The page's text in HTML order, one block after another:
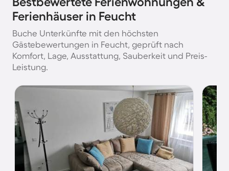
Ferienhäuser in Feucht
Buche Unterkünfte mit den höchsten
Gästebewertungen in Feucht, geprüft nach
Komfort, Lage, Ausstattung, Sauberkeit und Preis-
Leistung.